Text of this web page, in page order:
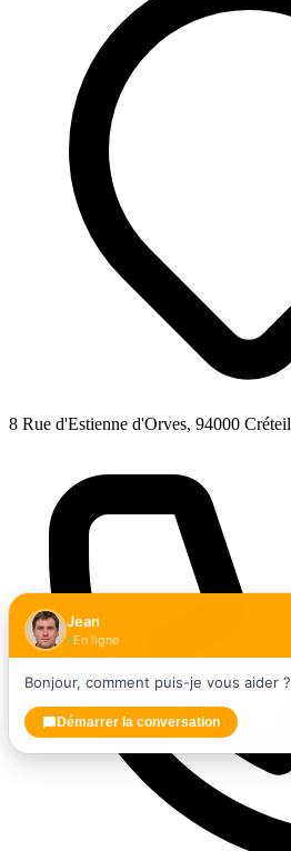
8 Rue d'Estienne d'Orves, 94000 Créteil
Jean
En ligne
Bonjour, comment puis-je vous aider ?
Démarrer la conversation